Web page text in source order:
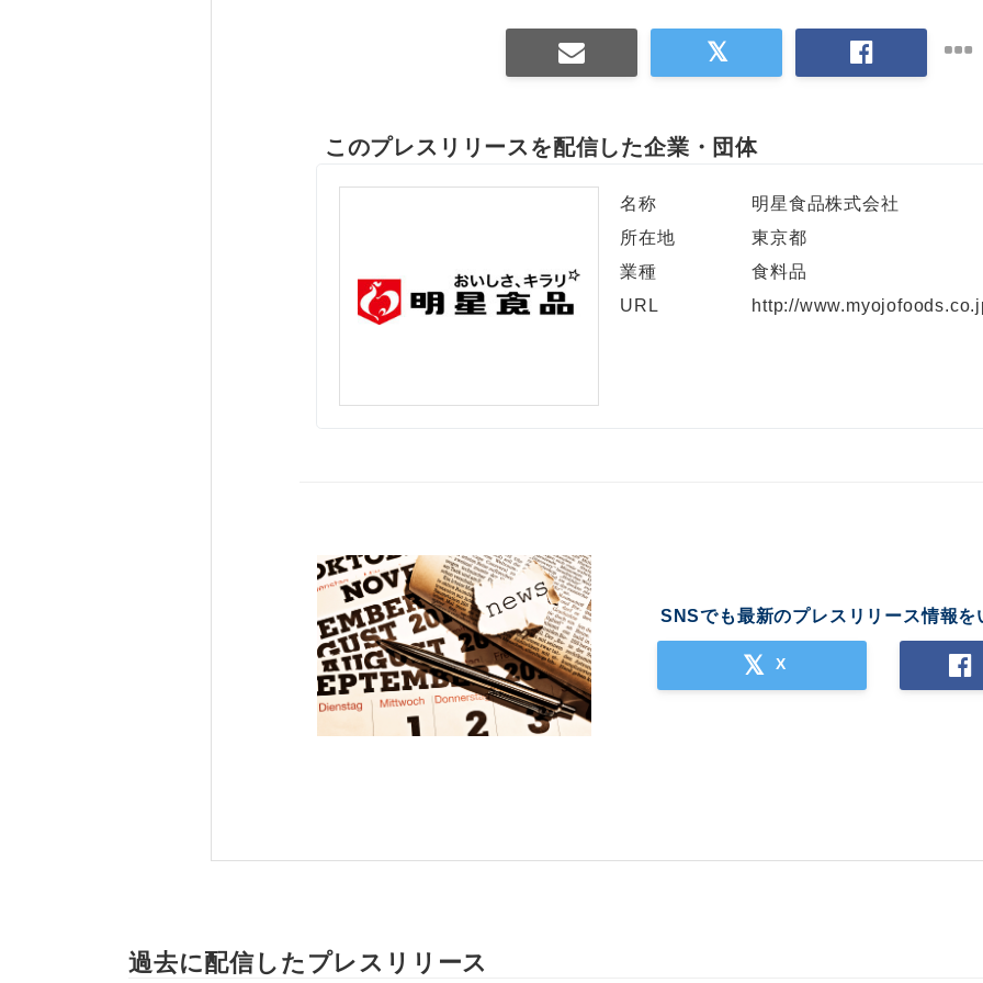
このプレスリリースを配信した企業・団体
名称
明星食品株式会社
所在地
東京都
業種
食料品
URL
http://
SNSでも最新のプレスリリース情報を
X
過去に配信したプレスリリース